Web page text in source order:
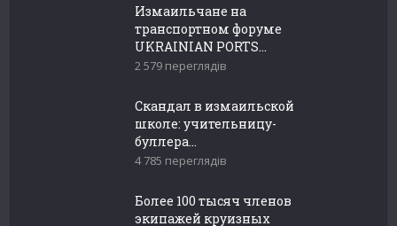
Измаильчане на
транспортном форуме
UKRAINIAN PORTS...
2 579 переглядів
Скандал в измаильской
школе: учительницу-
буллера...
4 785 переглядів
Более 100 тысяч членов
экипажей круизных